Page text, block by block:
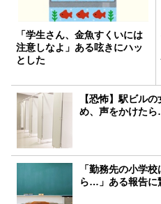
「学生さん、金魚すくいには
注意しなよ」ある呟きにハッ
とした
【恐怖】駅ビル
め、声をかけた
「勤務先の小学
ら…」ある報告に